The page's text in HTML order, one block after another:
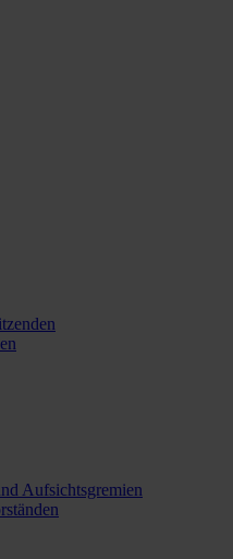
Aufsichtsgremien